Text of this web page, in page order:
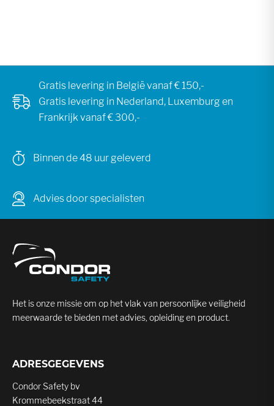
Gratis levering in België vanaf € 150,-
Gratis levering in Nederland, Luxemburg en
Frankrijk vanaf € 300,-
Binnen de 48 uur geleverd
Advies door specialisten
Het is onze missie om op het vlak van persoonlijke veiligheid
meerwaarde te bieden met advies, opleiding en product.
ADRESGEGEVENS
Condor Safety bv
Krommebeekstraat 44